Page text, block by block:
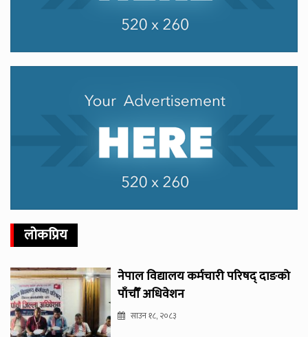
लोकप्रिय
नेपाल विद्यालय कर्मचारी परिषद् दाङको
पाँचौँ अधिवेशन
साउन १८, २०८३